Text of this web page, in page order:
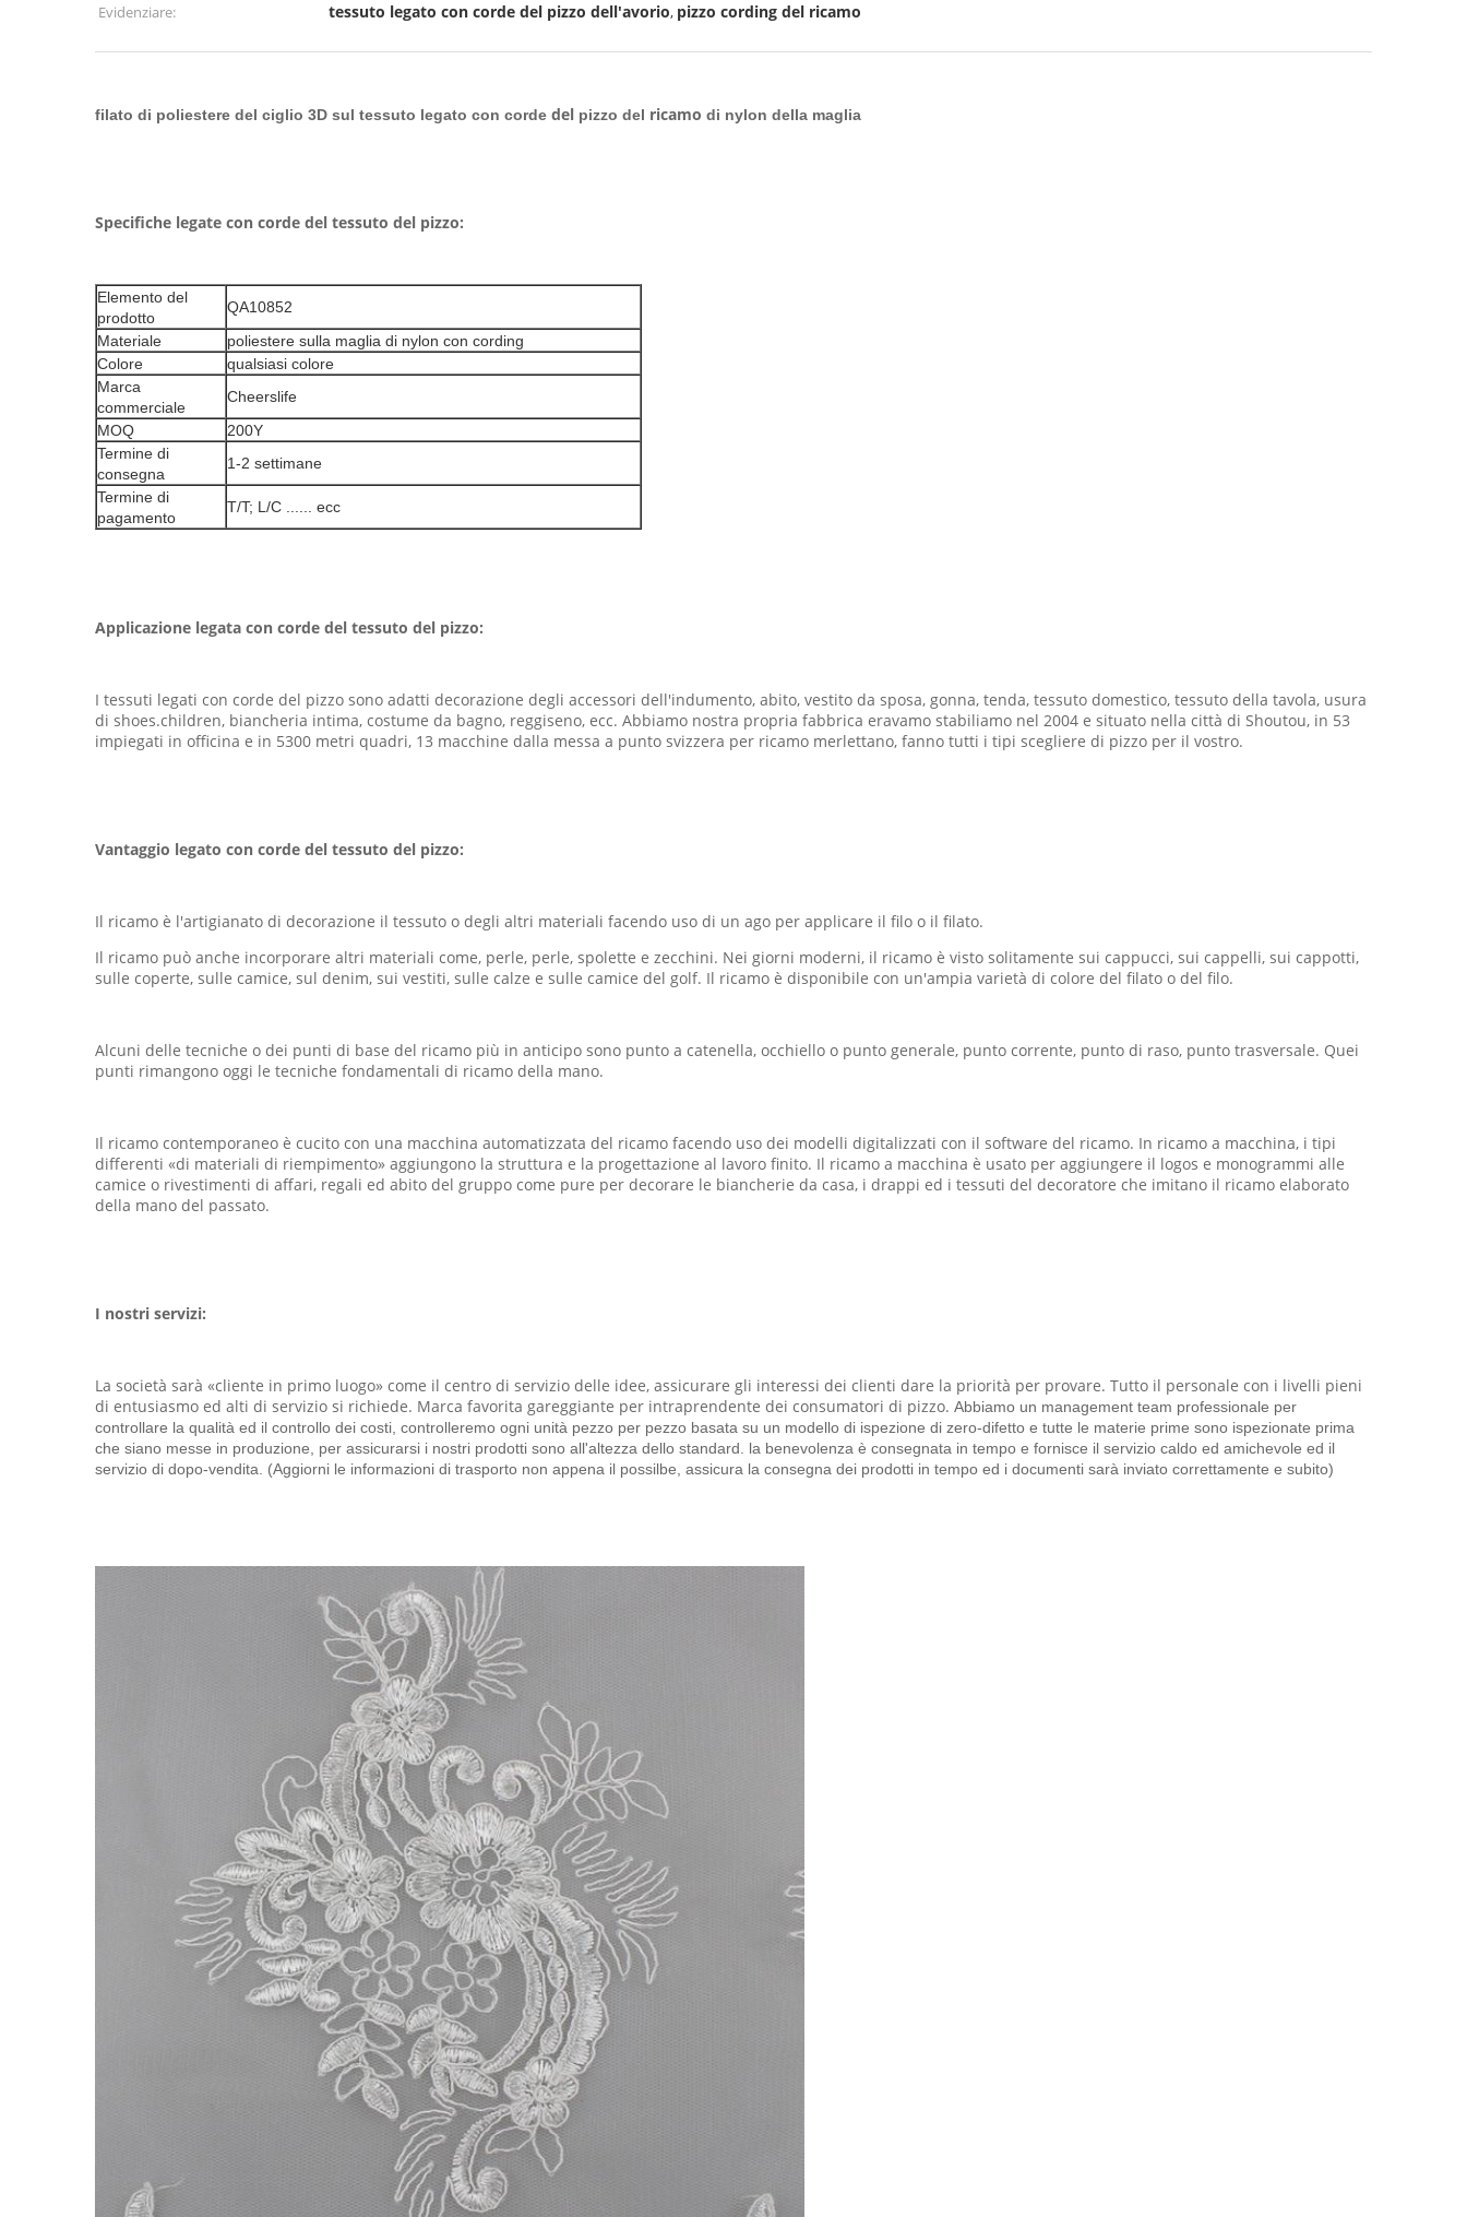
Evidenziare:
tessuto legato con corde del pizzo dell'avorio, pizzo cording del ricamo
filato di poliestere del ciglio 3D sul tessuto legato con corde del pizzo del ricamo di nylon della maglia
Specifiche legate con corde del tessuto del pizzo:
Elemento del
prodotto
QA10852
Materiale
poliestere sulla maglia di nylon con cording
Colore
qualsiasi colore
Marca
commerciale
Cheerslife
MOQ
200Y
Termine di
consegna
1-2 settimane
Termine di
pagamento
T/T; L/C ...... ecc
Applicazione legata con corde del tessuto del pizzo:
I tessuti legati con corde del pizzo sono adatti decorazione degli accessori dell'indumento, abito, vestito da sposa, gonna, tenda, tessuto domestico, tessuto della tavola, usura
di shoes.children, biancheria intima, costume da bagno, reggiseno, ecc. Abbiamo nostra propria fabbrica eravamo stabiliamo nel 2004 e situato nella città di Shoutou, in 53
impiegati in officina e in 5300 metri quadri, 13 macchine dalla messa a punto svizzera per ricamo merlettano, fanno tutti i tipi scegliere di pizzo per il vostro.
Vantaggio legato con corde del tessuto del pizzo:
Il ricamo è l'artigianato di decorazione il tessuto o degli altri materiali facendo uso di un ago per applicare il filo o il filato.
Il ricamo può anche incorporare altri materiali come, perle, perle, spolette e zecchini. Nei giorni moderni, il ricamo è visto solitamente sui cappucci, sui cappelli, sui cappotti,
sulle coperte, sulle camice, sul denim, sui vestiti, sulle calze e sulle camice del golf. Il ricamo è disponibile con un'ampia varietà di colore del filato o del filo.
Alcuni delle tecniche o dei punti di base del ricamo più in anticipo sono punto a catenella, occhiello o punto generale, punto corrente, punto di raso, punto trasversale. Quei
punti rimangono oggi le tecniche fondamentali di ricamo della mano.
Il ricamo contemporaneo è cucito con una macchina automatizzata del ricamo facendo uso dei modelli digitalizzati con il software del ricamo. In ricamo a macchina, i tipi
differenti «di materiali di riempimento» aggiungono la struttura e la progettazione al lavoro finito. Il ricamo a macchina è usato per aggiungere il logos e monogrammi alle
camice o rivestimenti di affari, regali ed abito del gruppo come pure per decorare le biancherie da casa, i drappi ed i tessuti del decoratore che imitano il ricamo elaborato
della mano del passato.
I nostri servizi:
La società sarà «cliente in primo luogo» come il centro di servizio delle idee, assicurare gli interessi dei clienti dare la priorità per provare. Tutto il personale con i livelli pieni
di entusiasmo ed alti di servizio si richiede. Marca favorita gareggiante per intraprendente dei consumatori di pizzo. Abbiamo un management team professionale per
controllare la qualità ed il controllo dei costi, controlleremo ogni unità pezzo per pezzo basata su un modello di ispezione di zero-difetto e tutte le materie prime sono ispezionate prima
che siano messe in produzione, per assicurarsi i nostri prodotti sono all'altezza dello standard. la benevolenza è consegnata in tempo e fornisce il servizio caldo ed amichevole ed il
servizio di dopo-vendita. (Aggiorni le informazioni di trasporto non appena il possilbe, assicura la consegna dei prodotti in tempo ed i documenti sarà inviato correttamente e subito)